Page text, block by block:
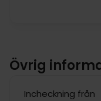
Övrig
Incheckning från